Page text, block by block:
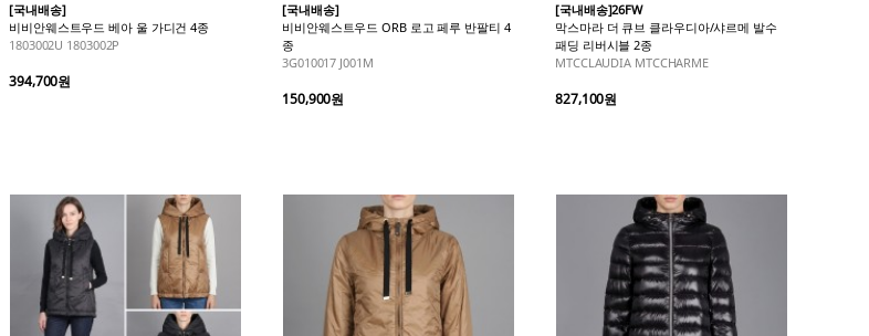
[국내배송]
비비안웨스트우드 베아 울 가디건 4종
1803002U 1803002P
394,700원
[국내배송]
비비안웨스트우드 ORB 로고 페루 반팔티 4
종
3G010017 J001M
150,900원
[국내배송]26FW
막스마라 더 큐브 클라우디아/샤르메 발수
패딩 리버시블 2종
MTCCLAUDIA MTCCHARME
827,100원